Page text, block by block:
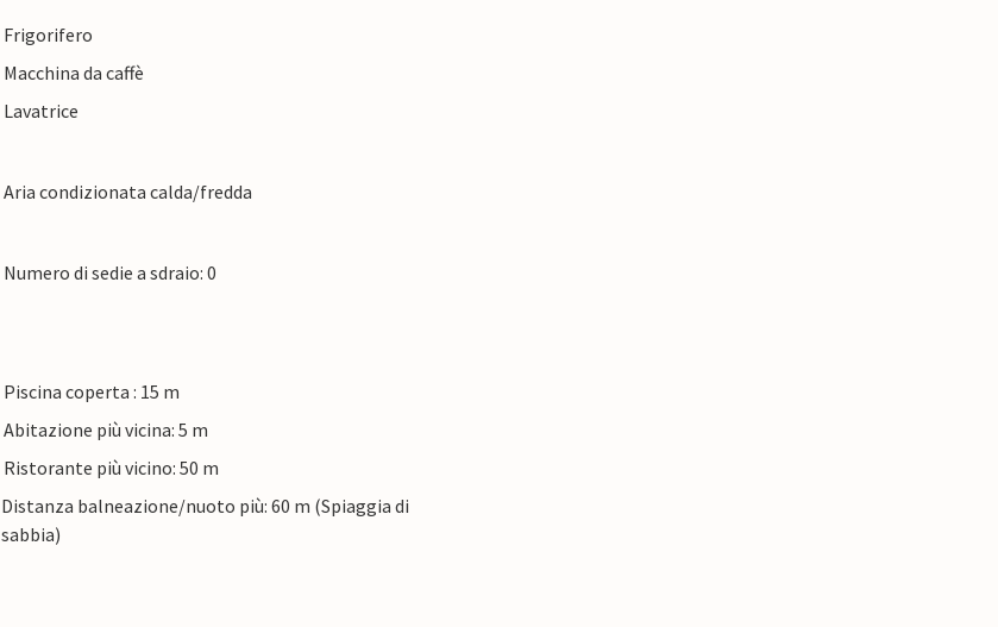
Frigorifero
Macchina da caffè
Lavatrice
Aria condizionata calda/fredda
Numero di sedie a sdraio: 0
Piscina coperta : 15 m
Abitazione più vicina: 5 m
Ristorante più vicino: 50 m
Distanza balneazione/nuoto più: 60 m (Spiaggia di
sabbia)